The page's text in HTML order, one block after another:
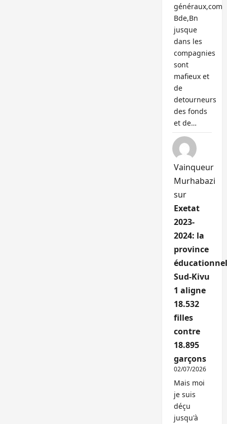
généraux,com
Bde,Bn
jusque
dans les
compagnies
sont
mafieux et
de
detourneurs
des fonds
et de…
Vainqueur
Murhabazi
sur
Exetat
2023-
2024: la
province
Sud-Kivu
1 aligne
18.532
filles
contre
18.895
garçons
02/07/2026
Mais moi
je suis
déçu
jusqu'à